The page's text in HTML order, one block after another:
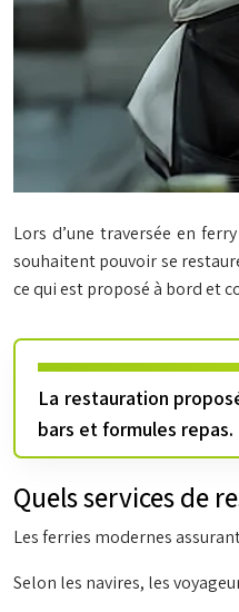
Lors d’une traversée en
souhaitent pouvoir se
ce qui est proposé à bord et
La restauration
bars et formules
Quels services de
Les ferries modernes
Selon les navires, les